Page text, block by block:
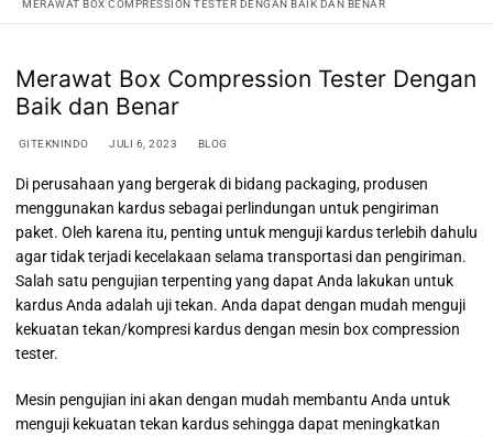
MERAWAT BOX COMPRESSION TESTER DENGAN BAIK DAN BENAR
Merawat Box Compression Tester Dengan
Baik dan Benar
GITEKNINDO JULI 6, 2023 BLOG
Di perusahaan yang bergerak di bidang packaging, produsen
menggunakan kardus sebagai perlindungan untuk pengiriman
paket. Oleh karena itu, penting untuk menguji kardus terlebih dahulu
agar tidak terjadi kecelakaan selama transportasi dan pengiriman.
Salah satu pengujian terpenting yang dapat Anda lakukan untuk
kardus Anda adalah uji tekan. Anda dapat dengan mudah menguji
kekuatan tekan/kompresi kardus dengan mesin box compression
tester.
Mesin pengujian ini akan dengan mudah membantu Anda untuk
menguji kekuatan tekan kardus sehingga dapat meningkatkan